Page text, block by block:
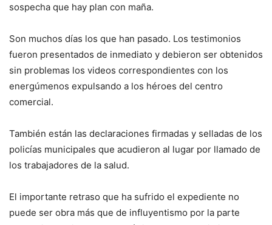
sospecha que hay plan con maña.
Son muchos días los que han pasado. Los testimonios
fueron presentados de inmediato y debieron ser obtenidos
sin problemas los videos correspondientes con los
energúmenos expulsando a los héroes del centro
comercial.
También están las declaraciones firmadas y selladas de los
policías municipales que acudieron al lugar por llamado de
los trabajadores de la salud.
El importante retraso que ha sufrido el expediente no
puede ser obra más que de influyentismo por la parte